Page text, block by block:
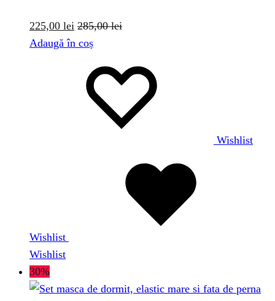
225,00 lei 285,00lei
Adaugă în coș
Wishlist
Wishlist
Wishlist
30%